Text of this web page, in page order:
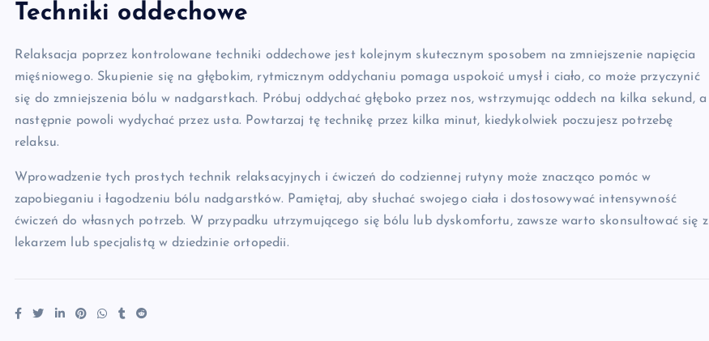
Techniki oddechowe
Relaksacja poprzez kontrolowane techniki oddechowe jest kolejnym skutecznym sposobem na zmniejszenie napięcia
mięśniowego. Skupienie się na głębokim, rytmicznym oddychaniu pomaga uspokoić umysł i ciało, co może przyczynić
się do zmniejszenia bólu w nadgarstkach. Próbuj oddychać głęboko przez nos, wstrzymując oddech na kilka sekund, a
następnie powoli wydychać przez usta. Powtarzaj tę technikę przez kilka minut, kiedykolwiek poczujesz potrzebę
relaksu.
Wprowadzenie tych prostych technik relaksacyjnych i ćwiczeń do codziennej rutyny może znacząco pomóc w
zapobieganiu i łagodzeniu bólu nadgarstków. Pamiętaj, aby słuchać swojego ciała i dostosowywać intensywność
ćwiczeń do własnych potrzeb. W przypadku utrzymującego się bólu lub dyskomfortu, zawsze warto skonsultować się z
lekarzem lub specjalistą w dziedzinie ortopedii.